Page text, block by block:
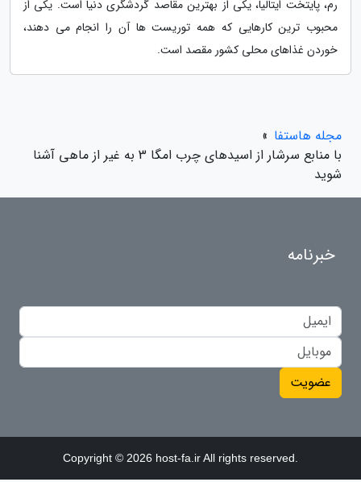
رم، پایتخت ایتالیا، یکی از بهترین مقاصد گردشگری دنیا است. یکی از
محبوب ترین کارهایی که همه توریست ها آن را انجام می دهند،
خوردن غذاهای محلی کشور مقصد است.
مجله هاستفا »
با منابع سرشار از اسیدهای چرب امگا 3 به غیر از ماهی آشنا
شوید
خبرنامه
عضویت
Copyright © 2026 host-fa.ir All rights reserved.